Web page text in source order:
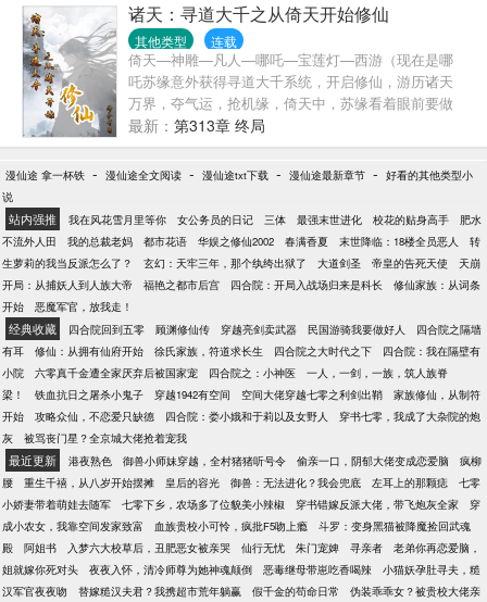
她！冤种三：傅景年车祸，成了植物人。本以为，下
半生只能昏迷不醒。有天，家里来了个小护工，精心
照顾他，给他读报纸、讲各种冷笑话，甚至吐槽一些
琐事……他开始期待新的一天，这样就可以听到她叽
叽喳喳的声音。但，好景不长，私生子弟弟竟想辞退
她，傅景年暴怒，然后，他睁开了眼睛。……慕青就
纳闷了，怎么每次冤种霸总，都长得一个样？
诸天：寻道大千之从倚天开始修仙
其他类型 连载
倚天—神雕—凡人—哪吒—宝莲灯—西游（现在是哪
吒苏缘意外获得寻道大千系统，开启修仙，游历诸天
万界，夺气运，抢机缘，倚天中，苏缘看着眼前要做
自己侍女的周芷若，想都没想就答应了，神雕中，看
着相思树底下，冰清玉洁的小龙女，又看着旁边准备
靠近小龙女的尹志平，苏缘双目通红，飞身一脚，直
敖闰、女儿国国王，四人为主，
最新： 第313章 终局
漫仙途 拿一杯铁 - 漫仙途全文阅读 - 漫仙途txt下载 - 漫仙途最新章节 - 好看的其他类型小
说
站内强推 我在风花雪月里等你 女公务员的日记 三体 最强末世进化 校花的贴身高手
肥水
不流外人田
我的总裁老妈 都市花语 华娱之修仙2002 春满香夏 末世降临：18楼全员恶人
转
生萝莉的我当反派怎么了？
玄幻：天牢三年，那个纨绔出狱了 大道剑圣 帝皇的告死天使
天崩
开局：从捕妖人到人族大帝
福艳之都市后宫 四合院：开局入战场归来是科长
修仙家族：从词条
开始
恶魔军官，放我走！
经典收藏 四合院回到五零 顾渊修仙传 穿越亮剑卖武器 民国游骑我要做好人
四合院之隔墙
有耳
修仙：从拥有仙府开始 徐氏家族，符道求长生 四合院之大时代之下
四合院：我在隔壁有
小院
六零真千金遭全家厌弃后被国家宠 四合院之：小神医
一人，一剑，一族，筑人族脊
梁！
铁血抗日之屠杀小鬼子 穿越1942有空间 空间大佬穿越七零之利剑出鞘
家族修仙，从制符
开始
攻略众仙，不恋爱只缺德 四合院：娄小娥和于莉以及女野人
穿书七零，我成了大杂院的炮
灰
被骂丧门星？全京城大佬抢着宠我
最近更新 港夜熟色 御兽小师妹穿越，全村猪猪听号令 偷亲一口，阴郁大佬变成恋爱脑
疯柳
腰
重生千禧，从八岁开始摆摊 皇后的容光 御兽：无法进化？我会兜底 左耳上的那颗痣
七零
小娇妻带着萌娃去随军
七零下乡，农场多了位貌美小辣椒 穿书错嫁反派大佬，带飞炮灰全家
穿
成小农女，我靠空间发家致富
血族贵校小可怜，疯批F5吻上瘾
斗罗：变身黑猫被降魔捡回武魂
殿
阿姐书 入梦六大校草后，丑肥恶女被亲哭 仙行无忧 朱门宠婢 寻亲者
老弟你再恋爱脑，
姐就嫁你死对头
夜夜入怀，清冷师尊为她神魂颠倒 恶毒继母带崽吃香喝辣
小猫妖孕肚寻夫，糙
汉军官夜夜吻
替嫁糙汉夫君？我携超市荒年躺赢 假千金的苟命日常
伪装乖乖女？被贵校大佬亲